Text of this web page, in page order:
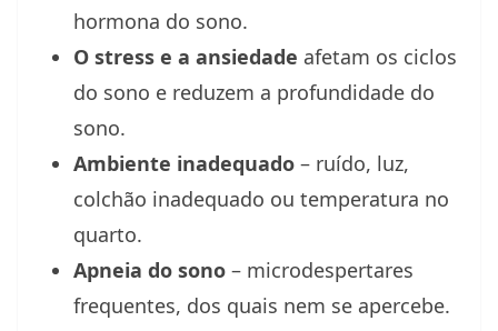
hormona do sono.
O stress e a ansiedade afetam os ciclos
do sono e reduzem a profundidade do
sono.
Ambiente inadequado – ruído, luz,
colchão inadequado ou temperatura no
quarto.
Apneia do sono – microdespertares
frequentes, dos quais nem se apercebe.